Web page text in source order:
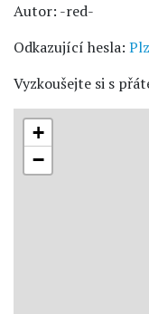
Autor: -red-
Odkazující hesla:
Vyzkoušejte si s
+
−